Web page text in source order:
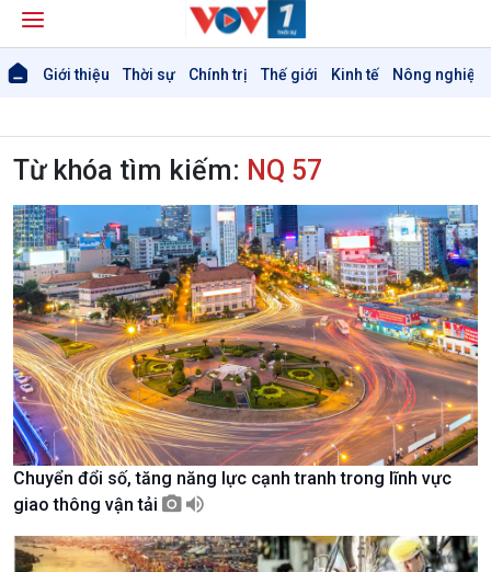
Giới thiệu Thời sự Chính trị Thế giới Kinh tế Nông nghiệp
Từ khóa tìm kiếm: NQ 57
Chuyển đổi số, tăng năng lực cạnh tranh trong lĩnh vực
giao thông vận tải